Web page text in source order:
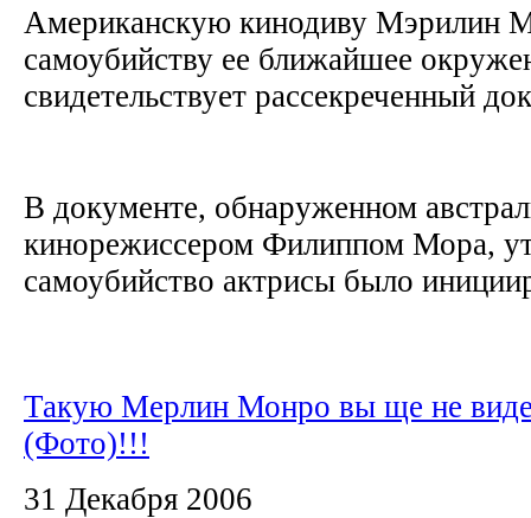
Американскую кинодиву Мэрилин
самоубийству ее ближайшее
свидетельствует рассекреченный
В документе, обнаруженном
кинорежиссером Филиппом Мора,
самоубийство актрисы было
Такую Мерлин Монро вы ще не
(Фото)!!!
31 Декабря 2006